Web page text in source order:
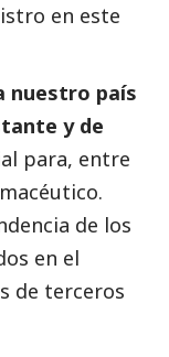
en este
nuestro país
y de
para, entre
de los
en el
de terceros